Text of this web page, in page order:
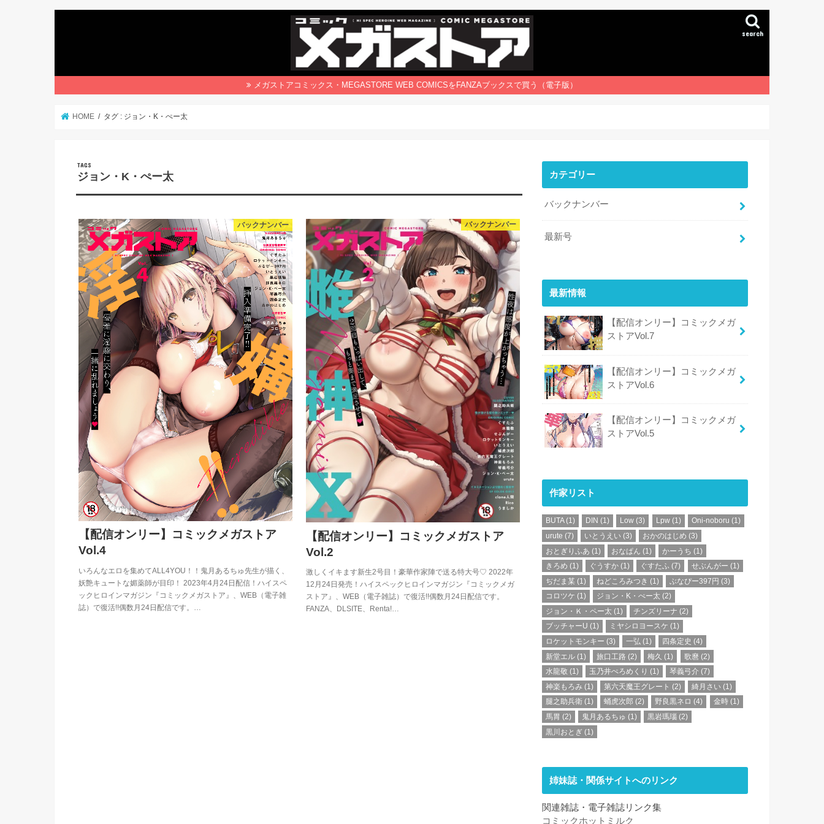
search
メガストアコミックス・MEGASTORE WEB COMICSをFANZAブックスで買う（電子版）
HOME タグ : ジョン・K・ぺー太
ジョン・K・ぺー太
バックナンバー
【配信オンリー】コミックメガストア
Vol.4
いろんなエロを集めてALL4YOU！！鬼月あるちゅ先生が描く、
妖艶キュートな媚薬師が目印！ 2023年4月24日配信！ハイスペ
ックヒロインマガジン『コミックメガストア』、WEB（電子雑
誌）で復活!!偶数月24日配信です。…
バックナンバー
【配信オンリー】コミックメガストア
Vol.2
激しくイキます新生2号目！豪華作家陣で送る特大号♡ 2022年
12月24日発売！ハイスペックヒロインマガジン『コミックメガ
ストア』、WEB（電子雑誌）で復活!!偶数月24日配信です。
FANZA、DLSITE、Renta!…
カテゴリー
バックナンバー
最新号
最新情報
【配信オンリー】コミックメガ
ストアVol.7
【配信オンリー】コミックメガ
ストアVol.6
【配信オンリー】コミックメガ
ストアVol.5
作家リスト
BUTA(1) DIN (1) Low (3) Lpw(1) Oni-noboru (1)
urute (7) いとうえい (3) おかのはじめ (3)
おとぎりふあ (1) おなぱん (1) かーうち (1)
きろめ (1) ぐうすか (1) ぐすたふ (7) せぶんがー (1)
ぢだま某 (1) ねどころみつき (1) ぶなぴー397円 (3)
コロツケ (1) ジョン・K・ぺー太 (2)
ジョン・Ｋ・ペー太 (1) チンズリーナ (2)
ブッチャーU (1) ミヤシロヨースケ (1)
ロケットモンキー (3) 一弘 (1) 四条定史 (4)
新堂エル (1) 旅口工路 (2) 梅久 (1) 歌麿 (2)
水龍敬 (1) 玉乃井ぺろめくり (1) 琴義弓介 (7)
神楽もろみ (1) 第六天魔王グレート (2) 綺月さい (1)
腿之助兵衛 (1) 蛹虎次郎 (2) 野良黒ネロ (4) 金時(1)
馬胃 (2) 鬼月あるちゅ (1) 黒岩瑪瑙 (2)
黒川おとぎ (1)
姉妹誌・関係サイトへのリンク
関連雑誌・電子雑誌リンク集
コミックホットミルク